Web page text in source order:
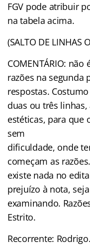
FGV pode atribuir
na tabela acima.
(SALTO DE LINHAS
COMENTÁRIO:
razões na segunda
respostas.
duas ou três
estéticas, para que
sem
dificuldade, onde
começam as
existe nada no
prejuízo à nota,
examinando.
Estrito.
Recorrente: Rodrigo.